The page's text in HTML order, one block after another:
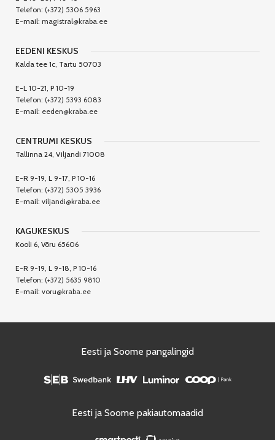
Telefon: (+372) 5306 5963
E-mail: magistral@kraba.ee
EEDENI KESKUS
Kalda tee 1c, Tartu 50703
E-L 10-21, P 10-19
Telefon: (+372) 5393 6083
E-mail: eeden@kraba.ee
CENTRUMI KESKUS
Tallinna 24, Viljandi 71008
E-R 9-19, L 9-17, P 10-16
Telefon: (+372) 5305 3936
E-mail: viljandi@kraba.ee
KAGUKESKUS
Kooli 6, Võru 65606
E-R 9-19, L 9-18, P 10-16
Telefon: (+372) 5635 9810
E-mail: voru@kraba.ee
Eesti ja Soome pangalingid
Eesti ja Soome pakiautomaadid